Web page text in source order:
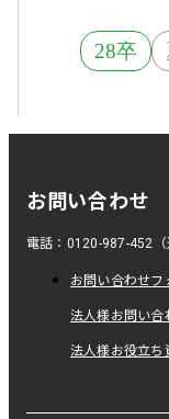
28卒
お問い合わせ
電話：0120-987-452
お問い合わせフ
法人様お問い合
法人様お役立ち